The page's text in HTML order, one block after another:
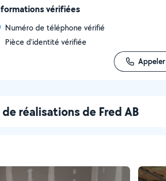
vérifiées
Numéro de téléphone vérifié
Pièce d'identité vérifiée
Appeler
réalisations de Fred AB